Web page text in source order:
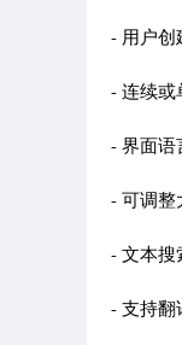
- 用户创
- 连续或
- 界面语
- 可调整
- 文本搜
- 支持翻